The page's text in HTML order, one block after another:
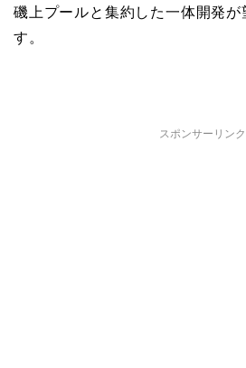
磯上プールと集約した一体開発が
す。
スポンサーリンク